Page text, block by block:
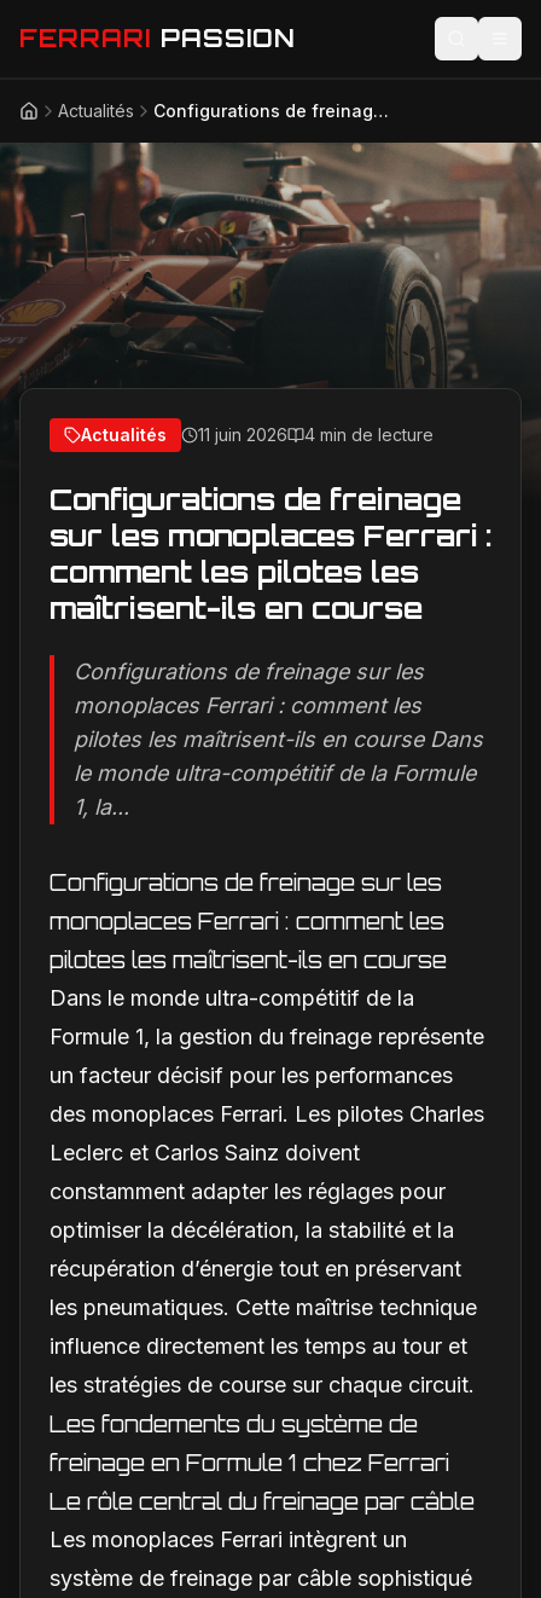
FERRARI PASSION
Actualités
Modèles
Compétition
Technologie
Lifestyle
AccueilActualités Configurations de freinage sur les monoplaces Ferrari : comment les pilotes les maîtrisent-ils en course
Actualités 11 juin 2026 4 min de lecture
Configurations de freinage
sur les monoplaces Ferrari :
comment les pilotes les
maîtrisent-ils en course
Configurations de freinage sur les
monoplaces Ferrari : comment les
pilotes les maîtrisent-ils en course Dans
le monde ultra-compétitif de la Formule
1, la...
Configurations de freinage sur les
monoplaces Ferrari : comment les
pilotes les maîtrisent-ils en course
Dans le monde ultra-compétitif de la
Formule 1, la gestion du freinage représente
un facteur décisif pour les performances
des monoplaces Ferrari. Les pilotes Charles
Leclerc et Carlos Sainz doivent
constamment adapter les réglages pour
optimiser la décélération, la stabilité et la
récupération d’énergie tout en préservant
les pneumatiques. Cette maîtrise technique
influence directement les temps au tour et
les stratégies de course sur chaque circuit.
Les fondements du système de
freinage en Formule 1 chez Ferrari
Le rôle central du freinage par câble
Les monoplaces Ferrari intègrent un
système de freinage par câble sophistiqué